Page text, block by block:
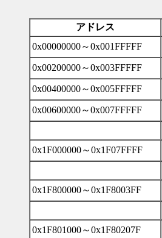
アドレス
0x00000000～0x001FFFFF
0x00200000～0x003FFFFF
0x00400000～0x005FFFFF
0x00600000～0x007FFFFF
0x1F000000～0x1F07FFFF
0x1F800000～0x1F8003FF
0x1F801000～0x1F80207F